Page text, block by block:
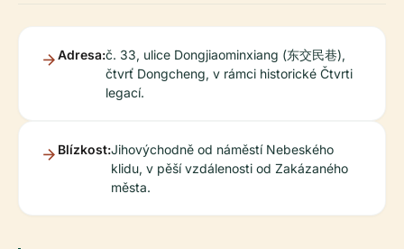
Adresa:č. 33, ulice Dongjiaominxiang (东交民巷),
čtvrť Dongcheng, v rámci historické Čtvrti
legací.
Blízkost:Jihovýchodně od náměstí Nebeského
klidu, v pěší vzdálenosti od Zakázaného
města.